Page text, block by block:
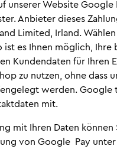
unserer Website Google
Anbieter dieses
Limited, Irland. Wählen
ist es Ihnen möglich, Ihre
Kundendaten für Ihren
zu nutzen, ohne dass
werden. Google
mit.
mit Ihren Daten können
von Google Pay unter